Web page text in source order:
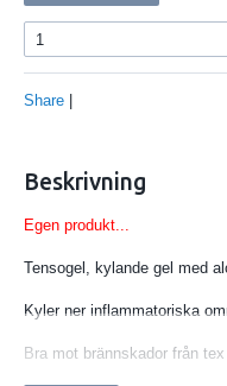
Share
Beskrivning
Egen produkt...
Tensogel, kylande gel med
Kyler ner inflammatoriska
Bra mot brännskador från